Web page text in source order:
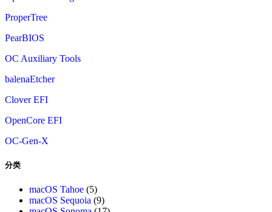
ProperTree
PearBIOS
OC Auxiliary Tools
balenaEtcher
Clover EFI
OpenCore EFI
OC-Gen-X
分类
macOS Tahoe (5)
macOS Sequoia (9)